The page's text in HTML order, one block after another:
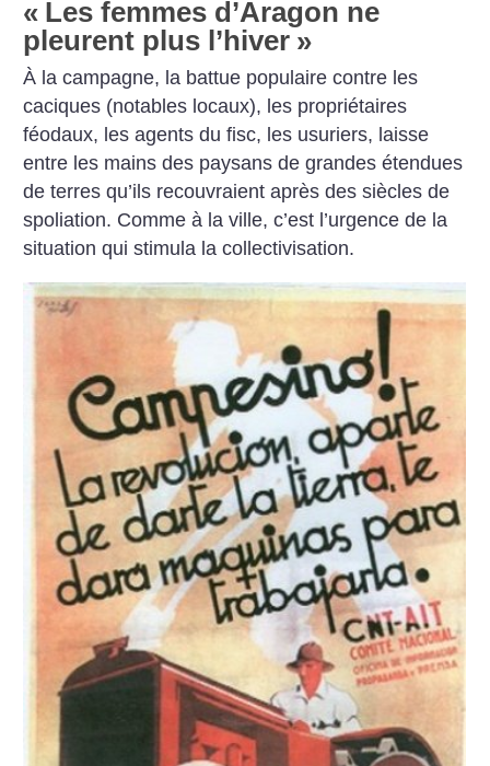
« Les femmes d’Aragon ne
pleurent plus l’hiver »
À la campagne, la battue populaire contre les
caciques (notables locaux), les propriétaires
féodaux, les agents du fisc, les usuriers, laisse
entre les mains des paysans de grandes étendues
de terres qu’ils recouvraient après des siècles de
spoliation. Comme à la ville, c’est l’urgence de la
situation qui stimula la collectivisation.